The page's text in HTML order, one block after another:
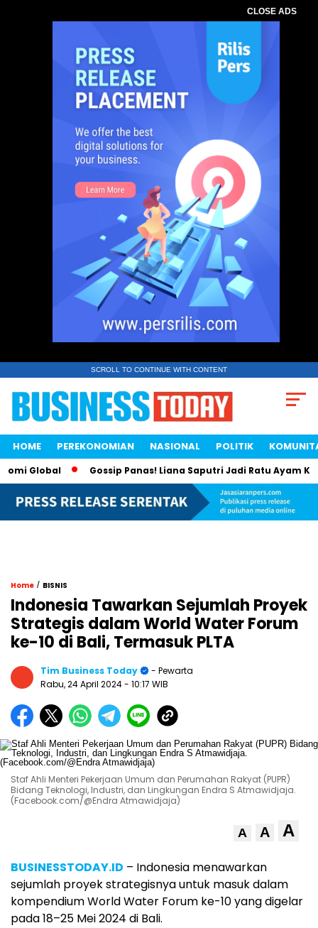
CLOSE ADS
SCROLL TO CONTINUE WITH CONTENT
HOME PEREKONOMIAN NASIONAL POLITIK
Global Gossip Panas! Liana Saputri Jadi Ratu Ayam KFC
Home / BISNIS
Indonesia Tawarkan Sejumlah Proyek
Strategis dalam World Water Forum
ke-10 di Bali, Termasuk PLTA
Tim Business Today
- Pewarta
Rabu, 24 April 2024- 10:17 WIB
Staf Ahli Menteri Pekerjaan Umum dan Perumahan Rakyat (PUPR)
Bidang Teknologi, Industri, dan Lingkungan Endra S Atmawidjaja.
(Facebook.com/@Endra Atmawidjaja)
A A A
BUSINESSTODAY.ID – Indonesia menawarkan
sejumlah proyek strategisnya untuk masuk dalam
kompendium World Water Forum ke-10 yang digelar
pada 18–25 Mei 2024 di Bali.